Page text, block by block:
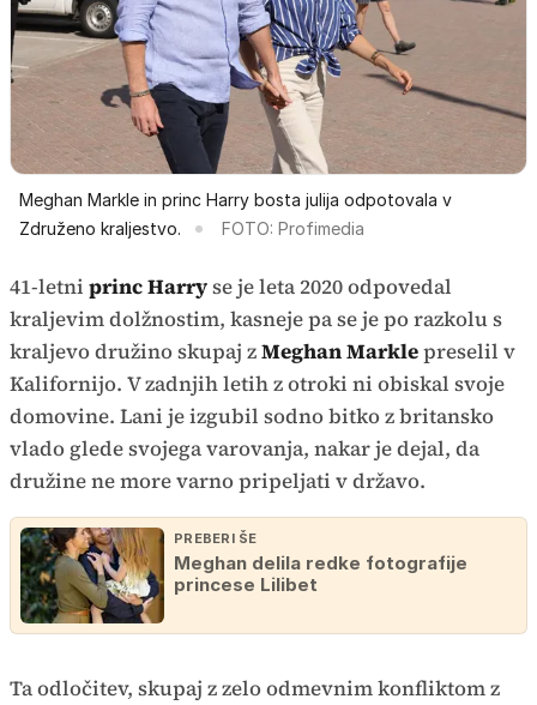
Meghan Markle in princ Harry bosta julija odpotovala v
Združeno kraljestvo.
FOTO: Profimedia
41-letni princ Harryse je leta 2020 odpovedal
kraljevim dolžnostim, kasneje pa se je po razkolu s
kraljevo družino skupaj zMeghan Marklepreselil v
Kalifornijo. V zadnjih letih z otroki ni obiskal svoje
domovine. Lani je izgubil sodno bitko z britansko
vlado glede svojega varovanja, nakar je dejal, da
družine ne more varno pripeljati v državo.
PREBERI ŠE
Meghan delila redke fotografije
princese Lilibet
Ta odločitev, skupaj z zelo odmevnim konfliktom z